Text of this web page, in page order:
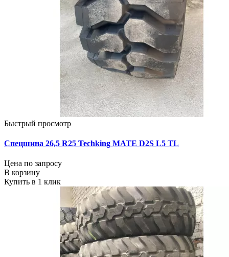
Быстрый просмотр
Спецшина 26,5 R25 Techking MATE D2S L5 TL
Цена по запросу
В корзину
Купить в 1 клик